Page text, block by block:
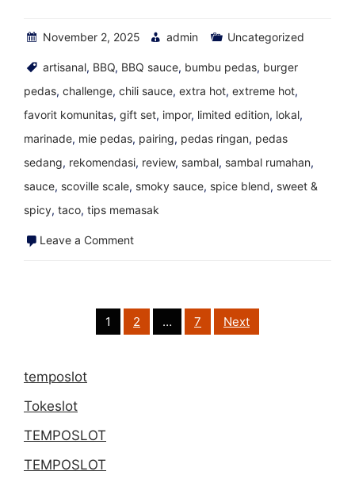
November 2, 2025 admin Uncategorized
artisanal, BBQ, BBQ sauce, bumbu pedas, burger
pedas, challenge, chili sauce, extra hot, extreme hot,
favorit komunitas, gift set, impor, limited edition, lokal,
marinade, mie pedas, pairing, pedas ringan, pedas
sedang, rekomendasi, review, sambal, sambal rumahan,
sauce, scoville scale, smoky sauce, spice blend, sweet &
spicy, taco, tips memasak
Leave a Commenton
Saus
Pedas
pagination
1 2 … 7 Next
temposlot
Tokeslot
TEMPOSLOT
TEMPOSLOT